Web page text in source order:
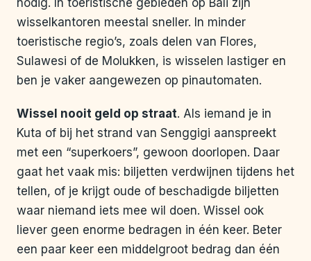
nodig. In toeristische gebieden op Bali zijn
wisselkantoren meestal sneller. In minder
toeristische regio’s, zoals delen van Flores,
Sulawesi of de Molukken, is wisselen lastiger en
ben je vaker aangewezen op pinautomaten.
Wissel nooit geld op straat. Als iemand je in
Kuta of bij het strand van Senggigi aanspreekt
met een “superkoers”, gewoon doorlopen. Daar
gaat het vaak mis: biljetten verdwijnen tijdens het
tellen, of je krijgt oude of beschadigde biljetten
waar niemand iets mee wil doen. Wissel ook
liever geen enorme bedragen in één keer. Beter
een paar keer een middelgroot bedrag dan één